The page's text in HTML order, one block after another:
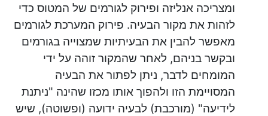
ומצריכה אנליזה ופירוק לגורמים של המטוס כדי
לזהות את מקור הבעיה. פירוק המערכת לגורמים
מאפשר להבין את הבעיתיות שמצוייה בגורמים
ובקשר בניהם, לאחר שהמקור זוהה על ידי
המומחים לדבר, ניתן לפתור את הבעיה
המסויימת הזו ולהפוך אותו מכזו שהינה "ניתנת
לידיעה" (מורכבת) לבעיה ידועה (ופשוטה), שיש